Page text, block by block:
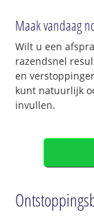
Maak vandaag
Wilt u een
razendsnel
en
kunt natuurlijk
invullen.